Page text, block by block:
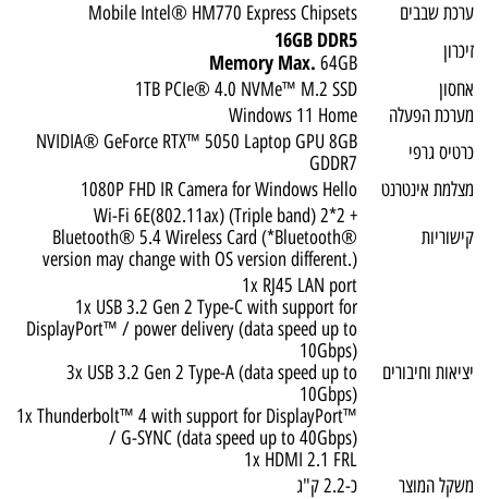
ערכת שבבים
Mobile Intel® HM770 Express Chipsets
זיכרון
16GB DDR5
Memory Max. 64GB
אחסון
1TB PCIe® 4.0 NVMe™ M.2 SSD
מערכת הפעלה
Windows 11 Home
כרטיס גרפי
NVIDIA® GeForce RTX™ 5050 Laptop GPU 8GB
GDDR7
מצלמת אינטרנט
1080P FHD IR Camera for Windows Hello
קישוריות
Wi-Fi 6E(802.11ax) (Triple band) 2*2 +
Bluetooth® 5.4 Wireless Card (*Bluetooth®
version may change with OS version different.)
יציאות וחיבורים
1x RJ45 LAN port
1x USB 3.2 Gen 2 Type-C with support for
DisplayPort™ / power delivery (data speed up to
10Gbps)
3x USB 3.2 Gen 2 Type-A (data speed up to
10Gbps)
1x Thunderbolt™ 4 with support for DisplayPort™
/ G-SYNC (data speed up to 40Gbps)
1x HDMI 2.1 FRL
משקל המוצר
כ-2.2 ק"ג